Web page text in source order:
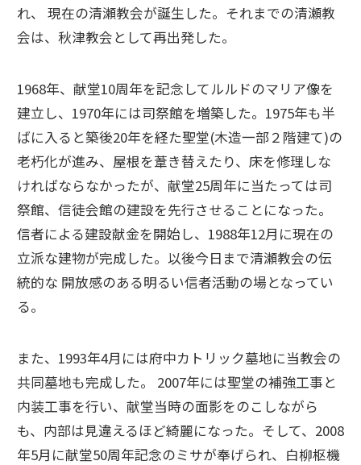
れ、 現在の清瀬教会が誕生した。それまでの清瀬教
会は、秋津教会として再出発した。
1968年、献堂10周年を記念してルルドのマリア像を
建立し、1970年には司祭館を増築した。1975年も半
ばに入ると築後20年を経た聖堂(木造一部２階建て)の
老朽化が進み、屋根を葦き替えたり、床を修理しな
ければならなかったが、献堂25周年に当たっては司
祭館、信徒会館の建設を先行させることになった。
信者による建設献金を開始し、1988年12月に現在の
立派な建物が完成した。以後今日まで清瀬教会の伝
統的な 開放感のある明るい信者活動の場となってい
る。
また、1993年4月には府中カトリック墓地に当教会の
共同墓地も完成した。 2007年には聖堂の補強工事と
内装工事を行い、献堂当時の面影をのこしながら
も、内部は見違えるほど綺麗になった。そして、2008
年5月に献堂50周年記念のミサが奉げられ、白柳枢機